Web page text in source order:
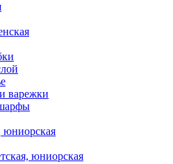
варежки
юниорская
юниорская